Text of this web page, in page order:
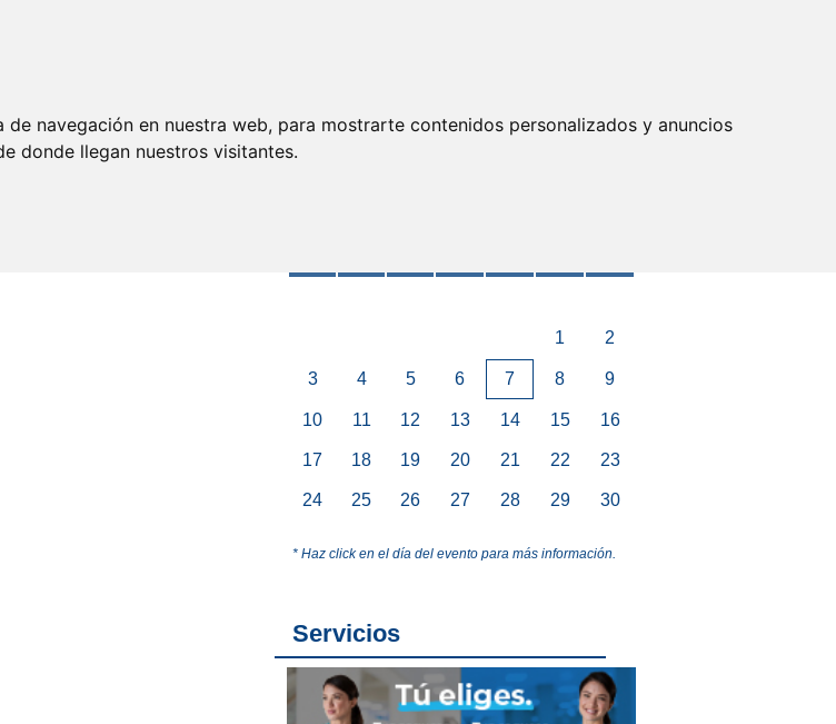
navegación en nuestra web, para mostrarte contenidos personalizados y anuncios
donde llegan nuestros visitantes.
Próximos Eventos
1 2
3 4 5 6 7 8 9
10 11 12 13 14 15 16
17 18 19 20 21 22 23
24 25 26 27 28 29 30
* Haz click en el día del evento para más información.
Servicios